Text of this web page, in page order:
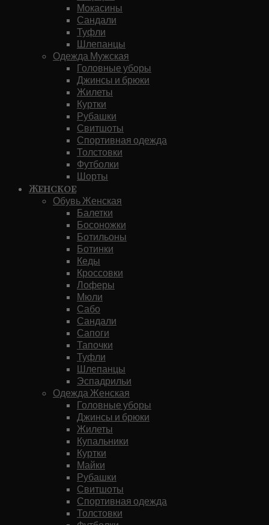
Мокасины
Сандали
Туфли
Шлепанцы
Одежда Мужская
Головные уборы
Джинсы и брюки
Жилеты
Куртки
Рубашки
Свитшоты
Спортивная одежда
Толстовки
Футболки
Шорты
Женское
Обувь Женская
Балетки
Босоножки
Ботильоны
Ботинки
Кеды
Кроссовки
Лоферы
Мюли
Сабо
Сандали
Сапоги
Тапочки
Туфли
Шлепанцы
Эспадрильи
Одежда Женская
Головные уборы
Джинсы и брюки
Жилеты
Купальники
Куртки
Майки
Рубашки
Свитшоты
Спортивная одежда
Толстовки